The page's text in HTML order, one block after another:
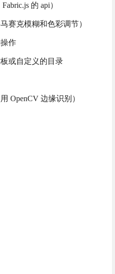
的 api）
赛克模糊和色彩调节）
作
或自定义的目录
OpenCV 边缘识别）